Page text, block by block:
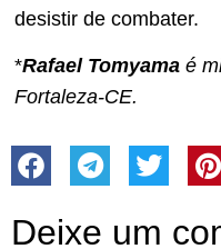
desistir de combater.
*Rafael Tomyama é
Fortaleza-CE.
Deixe um